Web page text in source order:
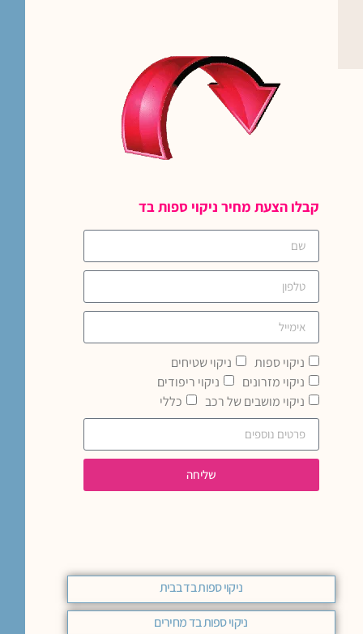
קבלו הצעת מחיר ניקוי ספות בד
ניקוי ספות
ניקוי שטיחים
ניקוי מזרונים
ניקוי ריפודים
ניקוי מושבים של רכב
כללי
שליחה
ניקוי ספות בד בבית
ניקוי ספות בד מחירים